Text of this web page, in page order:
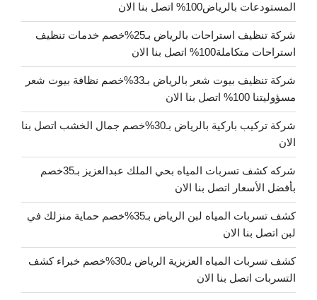
المستودعات بالرياض100% اتصل بنا الان
شركة تنظيف استراحات بالرياض بـ25%خصم خدمات تنظيف
استراحات متكاملة100% اتصل بنا الان
شركة تنظيف بيوت شعر بالرياض بـ33%خصم نظافة بيوت شعر
مسؤوليتنا 100% اتصل بنا الان
شركة تركيب باركية بالرياض بـ30%خصم جمال الخشب اتصل بنا
الان
شركه كشف تسربات المياه بحي الملك عبدالعزيز بـ35خصم
بأفضل الأسعار اتصل بنا الان
كشف تسربات المياه لبن الرياض بـ35%خصم حماية منزلك في
لبن اتصل بنا الان
كشف تسربات المياه العزيزية الرياض بـ30%خصم خبراء كشف
التسربات اتصل بنا الان